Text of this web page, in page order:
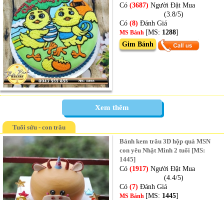
Có(3687) Người Đặt Mua
(3.8/5)
Có (8)Đánh Giá
MS Bánh [MS: 1288]
Gim Bánh
Xem thêm
Tuổi sửu - con trâu
Bánh kem trâu 3D hộp quà MSN
con yêu Nhật Minh 2 tuổi [MS:
1445]
Có(1917) Người Đặt Mua
(4.4/5)
Có (7)Đánh Giá
MS Bánh [MS: 1445]